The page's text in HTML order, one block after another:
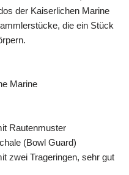
der Kaiserlichen Marine
die ein Stück
Marine
Rautenmuster
(Bowl Guard)
zwei Trageringen, sehr gut